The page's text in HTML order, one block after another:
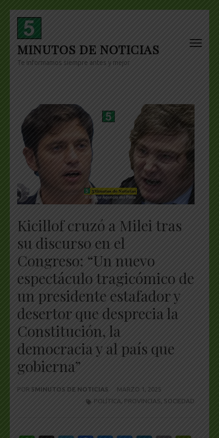
Skip
content
(Press
Enter)
MINUTOS DE NOTICIAS
Te informamos siempre antes y mejor
Kicillof cruzó a Milei tras
su discurso en el
Congreso: “Un nuevo
espectáculo tragicómico de
un presidente estafador y
desertor que desprecia la
Constitución, la
democracia y al país que
gobierna”
POR 5MINUTOS DE NOTICIAS
MARZO 1, 2025
POLÍTICA , PROVINCIAS , SOCIEDAD